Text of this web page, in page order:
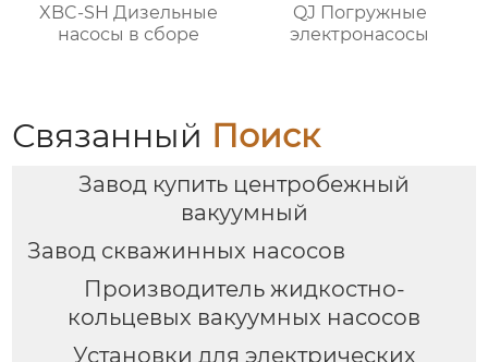
XBC-SH Дизельные
насосы в сборе
QJ Погружные
электронасосы
Связанный Поиск
Завод купить центробежный
вакуумный
Завод скважинных насосов
Производитель жидкостно-
кольцевых вакуумных насосов
Установки для электрических